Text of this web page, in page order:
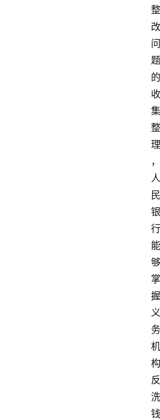
整
改
问
题
的
收
集
整
理
，
人
民
银
行
能
够
掌
握
义
务
机
构
反
洗
钱